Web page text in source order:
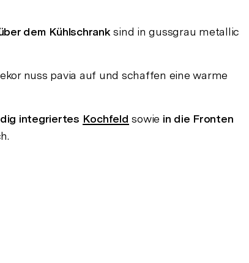
dem Kühlschrank sind in gussgrau metallic
nuss pavia auf und schaffen eine warme
integriertes Kochfeld sowie in die Fronten